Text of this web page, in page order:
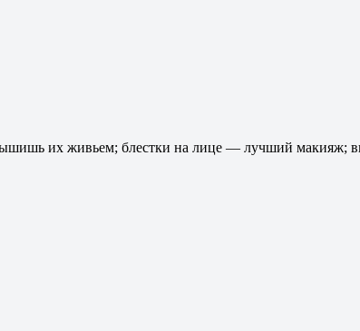
их живьем; блестки на лице — лучший макияж;